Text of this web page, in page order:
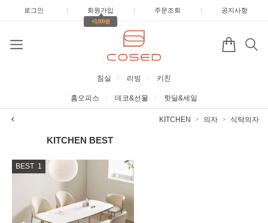
로그인 | 회원가입 |
+3,000원
주문조회 | 공지사항
침실 리빙 키친
홈오피스 데코&선물 핫딜&세일
KITCHEN 의자 식탁의자
KITCHEN BEST
BEST 1